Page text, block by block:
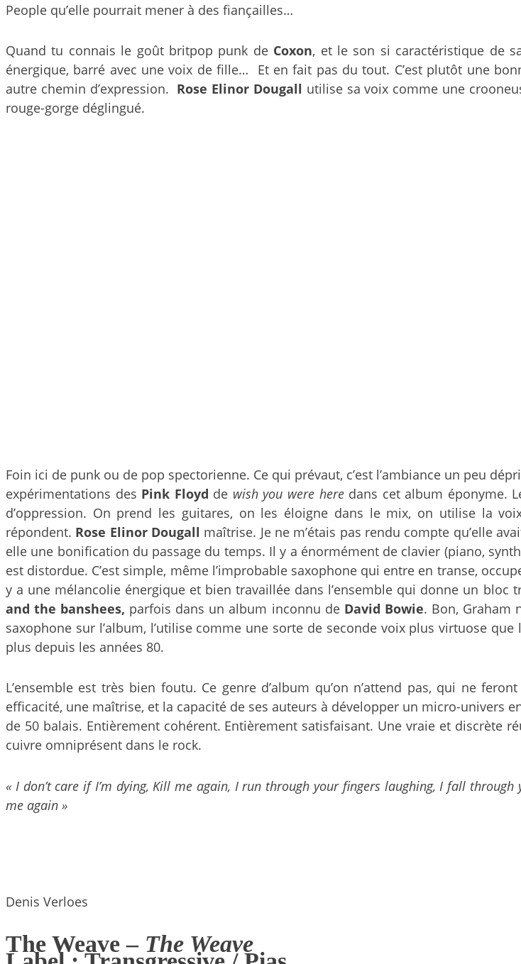
People qu’elle pourrait mener à des fiançailles…
Quand tu connais le goût britpop punk de Coxon, et le son si caractéristique de
énergique, barré avec une voix de fille… Et en fait pas du tout. C’est plutôt une
autre chemin d’expression. Rose Elinor Dougall utilise sa voix comme une
rouge-gorge déglingué.
Foin ici de punk ou de pop spectorienne. Ce qui prévaut, c’est l’ambiance un peu
expérimentations des Pink Floyd de wish you were heredans cet album éponyme.
d’oppression. On prend les guitares, on les éloigne dans le mix, on utilise la
répondent. Rose Elinor Dougall maîtrise. Je ne m’étais pas rendu compte qu’elle
elle une bonification du passage du temps. Il y a énormément de clavier (piano,
est distordue. C’est simple, même l’improbable saxophone qui entre en transe,
y a une mélancolie énergique et bien travaillée dans l’ensemble qui donne un bloc
and the banshees, parfois dans un album inconnu de David Bowie. Bon, Graham
saxophone sur l’album, l’utilise comme une sorte de seconde voix plus virtuose
plus depuis les années 80.
L’ensemble est très bien foutu. Ce genre d’album qu’on n’attend pas, qui ne
efficacité, une maîtrise, et la capacité de ses auteurs à développer un micro-univers
de 50 balais. Entièrement cohérent. Entièrement satisfaisant. Une vraie et discrète
cuivre omniprésent dans le rock.
« I don’t care if I’m dying, Kill me again, I run through your fingers laughing, I fall
me again »
Denis Verloes
The Weave –The Weave